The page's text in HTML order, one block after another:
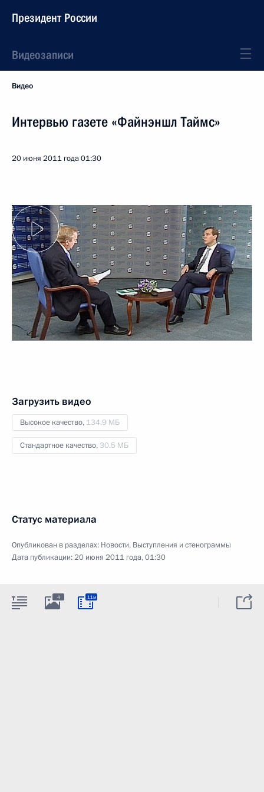
Президент России
Видеозаписи
Видео
Интервью газете «Файнэншл Таймс»
20 июня 2011 года01:30
Загрузить видео
Высокое качество, 134.9 МБ
Стандартное качество, 30.5 МБ
Статус материала
Опубликован в разделах: Новости, Выступления и стенограммы
Дата публикации:20 июня 2011 года, 01:30
4 11м